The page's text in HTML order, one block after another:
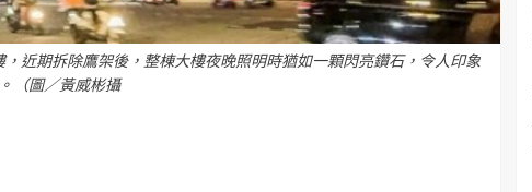
近期拆除鷹架後，整棟大樓夜晚照明時猶如一顆閃亮鑽石，令人印象
（圖／黃威彬攝